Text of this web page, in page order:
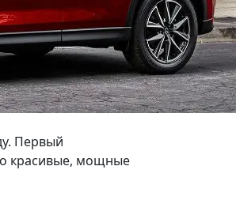
Первый
красивые, мощные